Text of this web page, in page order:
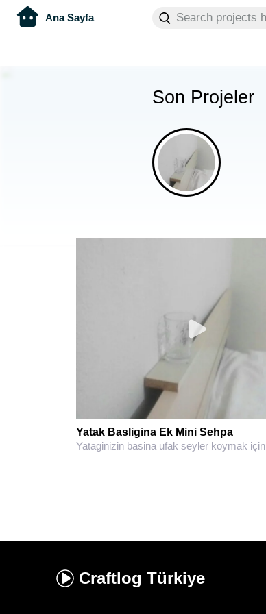
Ana Sayfa
Son Projeler
Yatak Basligina Ek Mini Sehpa
Yataginizin basina ufak seyler koymak için
Craftlog Türkiye